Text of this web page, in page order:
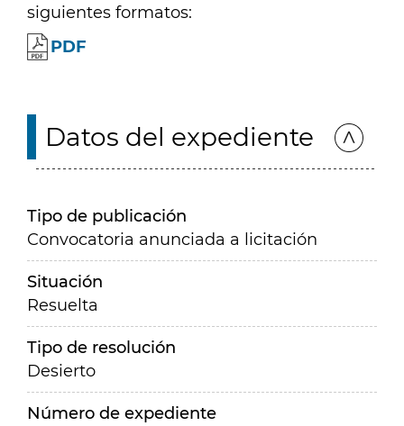
siguientes formatos:
PDF
Datos del expediente
Tipo de publicación
Convocatoria anunciada a licitación
Situación
Resuelta
Tipo de resolución
Desierto
Número de expediente